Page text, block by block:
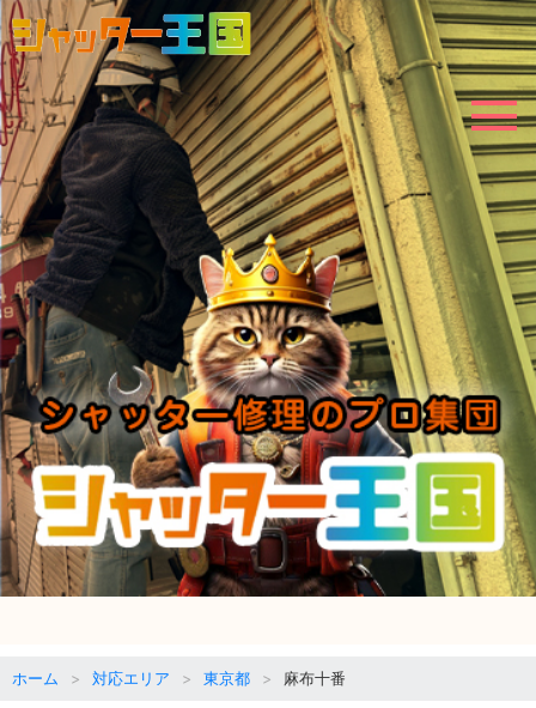
ホーム 対応エリア 東京都 麻布十番